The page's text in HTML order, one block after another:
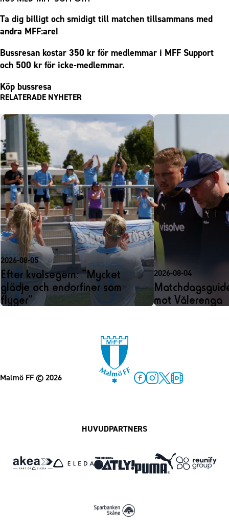
Ta dig billigt och smidigt till matchen tillsammans med
andra MFF:are!
Bussresan kostar 350 kr för medlemmar i MFF Support
och 500 kr för icke-medlemmar.
Köp bussresa
RELATERADE NYHETER
2026-08-05
Efter kvalsegern: ”Mycket
glädje och endorfiner som
flyger”
2026-08-04
mot Vålerenga
Malmö FF© 2026
HUVUDPARTNERS